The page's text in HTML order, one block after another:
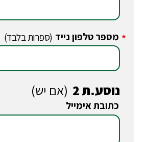
* מספר טלפון נייד (ספרות בלבד)
נוסע.ת 2 (אם יש)
כתובת אימייל